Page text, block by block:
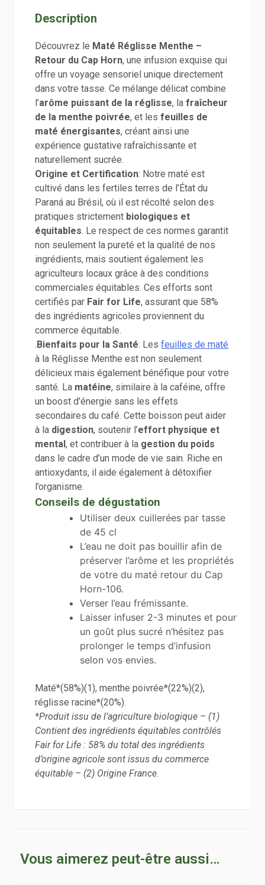
Description
Découvrez le Maté Réglisse Menthe –
Retour du Cap Horn, une infusion exquise qui
offre un voyage sensoriel unique directement
dans votre tasse. Ce mélange délicat combine
l’arôme puissant de la réglisse, lafraîcheur
de la menthe poivrée, et lesfeuilles de
maté énergisantes, créant ainsi une
expérience gustative rafraîchissante et
naturellement sucrée.
Origine et Certification: Notre maté est
cultivé dans les fertiles terres de l’État du
Paraná au Brésil, où il est récolté selon des
pratiques strictement biologiques et
équitables. Le respect de ces normes garantit
non seulement la pureté et la qualité de nos
ingrédients, mais soutient également les
agriculteurs locaux grâce à des conditions
commerciales équitables. Ces efforts sont
certifiés par Fair for Life, assurant que 58%
des ingrédients agricoles proviennent du
commerce équitable.
.Bienfaits pour la Santé: Lesfeuilles de maté
à la Réglisse Menthe est non seulement
délicieux mais également bénéfique pour votre
santé. La matéine, similaire à la caféine, offre
un boost d’énergie sans les effets
secondaires du café. Cette boisson peut aider
à la digestion, soutenir l’effort physique et
mental, et contribuer à la gestion du poids
dans le cadre d’un mode de vie sain. Riche en
antioxydants, il aide également à détoxifier
l’organisme.
Conseils de dégustation
Utiliser deux cuillerées par tasse
de 45 cl
L’eau ne doit pas bouillir afin de
préserver l’arôme et les propriétés
de votre du maté retour du Cap
Horn-106.
Verser l’eau frémissante.
Laisser infuser 2-3 minutes et pour
un goût plus sucré n’hésitez pas
prolonger le temps d’infusion
selon vos envies.
Maté*(58%)(1), menthe poivrée*(22%)(2),
réglisse racine*(20%).
*Produit issu de l’agriculture biologique – (1)
Contient des ingrédients équitables contrôlés
Fair for Life : 58% du total des ingrédients
d’origine agricole sont issus du commerce
équitable – (2) Origine France.
Vous aimerez peut-être aussi…